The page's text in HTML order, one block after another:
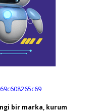
bir marka, kurum